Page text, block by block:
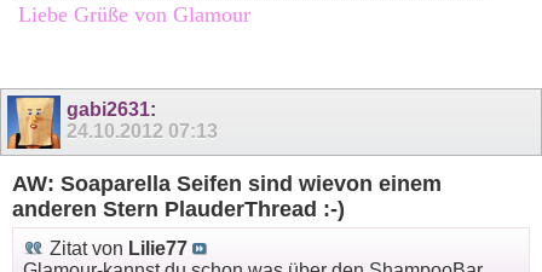
Liebe Grüße von Glamour
gabi2631:
24.10.2012 07:13
AW: Soaparella Seifen sind wievon einem
anderen Stern PlauderThread :-)
Zitat von Lilie77